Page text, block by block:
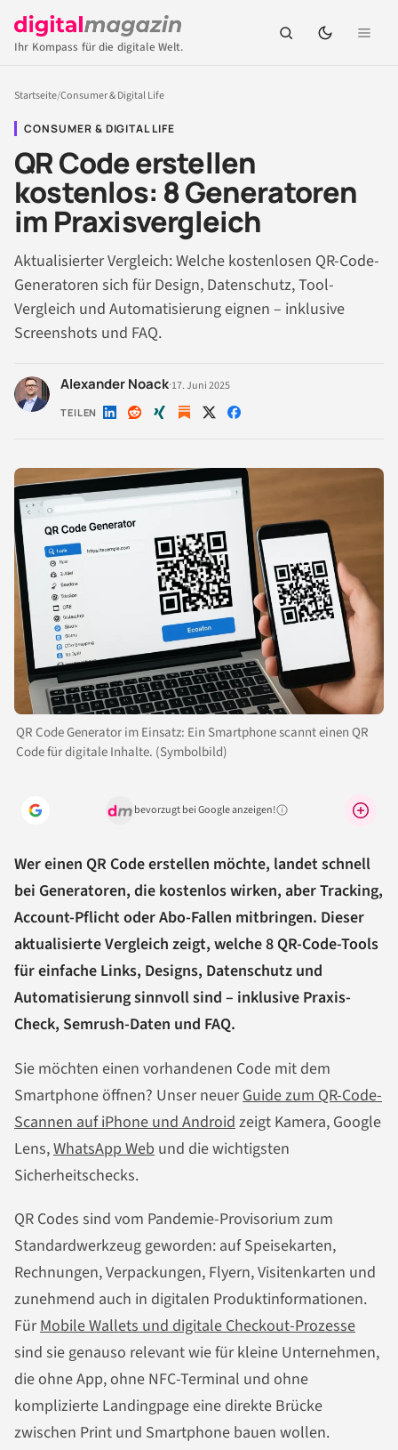
Ihr Kompass für die digitale Welt.
Startseite/Consumer & Digital Life
CONSUMER & DIGITAL LIFE
QR Code erstellen
kostenlos: 8 Generatoren
im Praxisvergleich
Aktualisierter Vergleich: Welche kostenlosen QR-Code-
Generatoren sich für Design, Datenschutz, Tool-
Vergleich und Automatisierung eignen – inklusive
Screenshots und FAQ.
Alexander Noack·17. Juni 2025
TEILEN Auf Auf Auf Auf Auf
QR Code Generator im Einsatz: Ein Smartphone scannt einen QR
Code für digitale Inhalte. (Symbolbild)
bevorzugt bei Google anzeigen!Warum lohnt sich das?
Wer einen QR Code erstellen möchte, landet schnell
bei Generatoren, die kostenlos wirken, aber Tracking,
Account-Pflicht oder Abo-Fallen mitbringen. Dieser
aktualisierte Vergleich zeigt, welche 8 QR-Code-Tools
für einfache Links, Designs, Datenschutz und
Automatisierung sinnvoll sind – inklusive Praxis-
Check, Semrush-Daten und FAQ.
Sie möchten einen vorhandenen Code mit dem
Smartphone öffnen? Unser neuerGuide zum QR-Code-
Scannen auf iPhone und Android zeigt Kamera, Google
Lens,WhatsApp Web und die wichtigsten
Sicherheitschecks.
QR Codes sind vom Pandemie-Provisorium zum
Standardwerkzeug geworden: auf Speisekarten,
Rechnungen, Verpackungen, Flyern, Visitenkarten und
zunehmend auch in digitalen Produktinformationen.
FürMobile Wallets und digitale Checkout-Prozesse
sind sie genauso relevant wie für kleine Unternehmen,
die ohne App, ohne NFC-Terminal und ohne
komplizierte Landingpage eine direkte Brücke
zwischen Print und Smartphone bauen wollen.